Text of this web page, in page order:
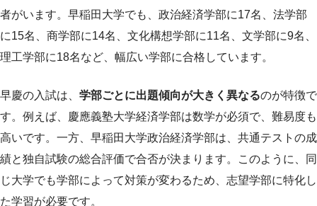
者がいます。早稲田大学でも、政治経済学部に17名、法学部
に15名、商学部に14名、文化構想学部に11名、文学部に9名、
理工学部に18名など、幅広い学部に合格しています。
早慶の入試は、 学部ごとに出題傾向が大きく異なるのが特徴で
す。例えば、慶應義塾大学経済学部は数学が必須で、難易度も
高いです。一方、早稲田大学政治経済学部は、共通テストの成
績と独自試験の総合評価で合否が決まります。このように、同
じ大学でも学部によって対策が変わるため、志望学部に特化し
た学習が必要です。